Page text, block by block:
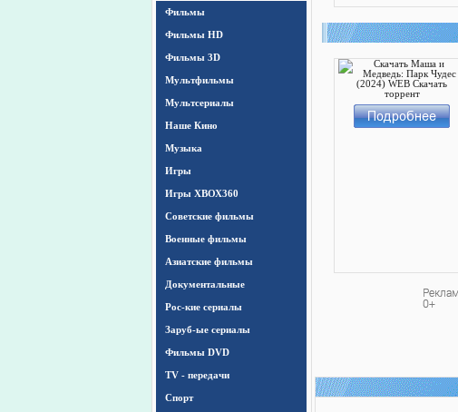
Фильмы
Фильмы HD
Фильмы 3D
Мультфильмы
Мультсериалы
Наше Кино
Музыка
Игры
Игры ХВОХ360
Cоветские фильмы
Военные фильмы
Азиатские фильмы
Документальные
Рос-кие сериалы
Заруб-ые сериалы
Фильмы DVD
TV - передачи
Спорт